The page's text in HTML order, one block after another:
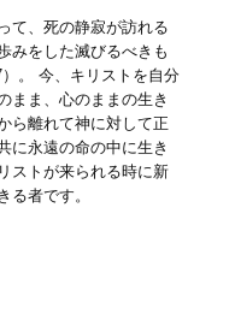
て、死の静寂が訪れる
みをした滅びるべきも
。 今、キリストを自分
まま、心のままの生き
ら離れて神に対して正
に永遠の命の中に生き
ストが来られる時に新
る者です。